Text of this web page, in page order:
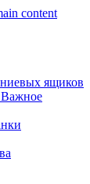
content
ящиков
Важное